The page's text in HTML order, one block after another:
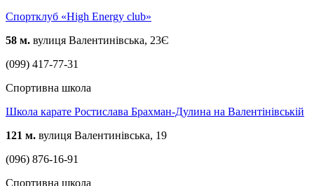
Спортклуб «High Energy club»
58 м. вулиця Валентинівська, 23Є
(099) 417-77-31
Спортивна школа
Школа карате Ростислава Брахман-Дулина на Валентінівській
121 м. вулиця Валентинівська, 19
(096) 876-16-91
Спортивна школа